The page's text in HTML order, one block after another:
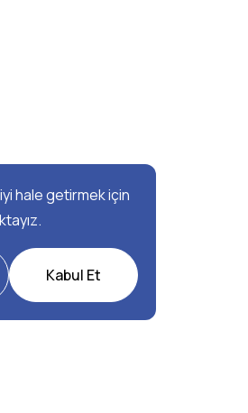
hale getirmek için
Kabul Et